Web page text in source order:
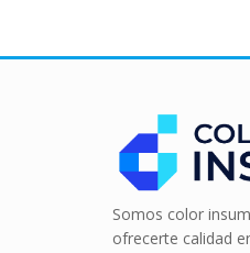
Somos color
ofrecerte calidad